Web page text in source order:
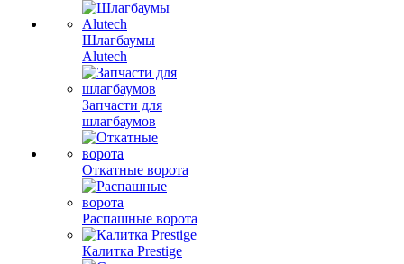
Шлагбаумы
Alutech
Запчасти для
шлагбаумов
Откатные ворота
Распашные ворота
Калитка Prestige